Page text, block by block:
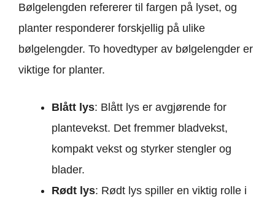
Bølgelengden refererer til fargen på lyset, og
planter responderer forskjellig på ulike
bølgelengder. To hovedtyper av bølgelengder er
viktige for planter.
Blått lys: Blått lys er avgjørende for
plantevekst. Det fremmer bladvekst,
kompakt vekst og styrker stengler og
blader.
Rødt lys: Rødt lys spiller en viktig rolle i